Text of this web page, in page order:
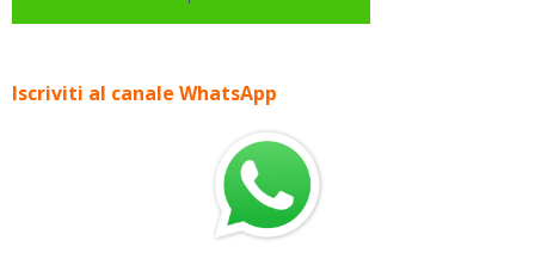
Iscriviti al canale WhatsApp